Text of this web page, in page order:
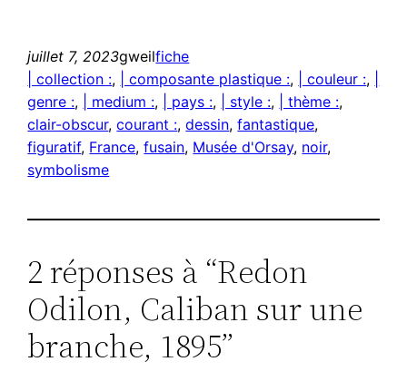
juillet 7, 2023gweilfiche
| collection :, | composante plastique :, | couleur :,
genre :, | medium :, | pays :, | style :, | thème :
clair-obscur, courant :, dessin, fantastique
figuratif, France, fusain, Musée d'Orsay, noir
symbolisme
2 réponses à “Redon
Odilon, Caliban sur une
branche, 1895”